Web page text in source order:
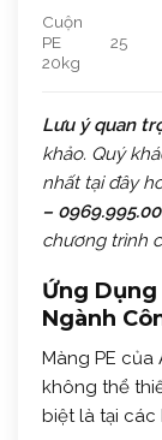
Cuộn
PE
20kg
25
Lưu ý quan
khảo. Quý
nhất tại đây
–
chương trình
Ứng Dụng
Ngành
Màng PE của
không thể
biệt là tại các